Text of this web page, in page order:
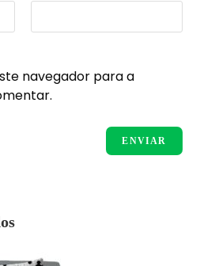
navegador para a